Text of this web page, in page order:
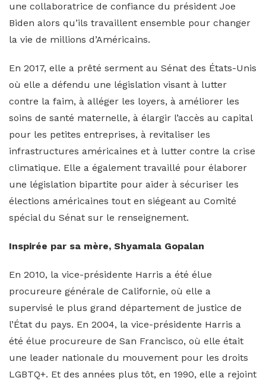
une collaboratrice de confiance du président Joe
Biden alors qu’ils travaillent ensemble pour changer
la vie de millions d’Américains.
En 2017, elle a prêté serment au Sénat des États-Unis
où elle a défendu une législation visant à lutter
contre la faim, à alléger les loyers, à améliorer les
soins de santé maternelle, à élargir l’accès au capital
pour les petites entreprises, à revitaliser les
infrastructures américaines et à lutter contre la crise
climatique. Elle a également travaillé pour élaborer
une législation bipartite pour aider à sécuriser les
élections américaines tout en siégeant au Comité
spécial du Sénat sur le renseignement.
Inspirée par sa mère, Shyamala Gopalan
En 2010, la vice-présidente Harris a été élue
procureure générale de Californie, où elle a
supervisé le plus grand département de justice de
l’État du pays. En 2004, la vice-présidente Harris a
été élue procureure de San Francisco, où elle était
une leader nationale du mouvement pour les droits
LGBTQ+. Et des années plus tôt, en 1990, elle a rejoint